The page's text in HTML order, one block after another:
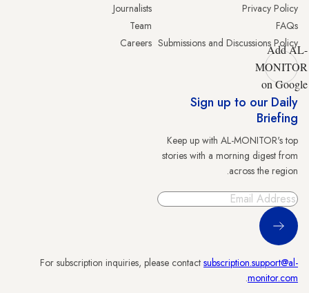
Privacy Policy
FAQs
Submissions and Discussions Policy
Journalists
Team
Careers
Add AL-
MONITOR
on Google
Sign up to our Daily
Briefing
Keep up with AL-MONITOR's top
stories with a morning digest from
across the region.
Sign Up
For subscription inquiries, please contact subscription.support@al-
monitor.com
.